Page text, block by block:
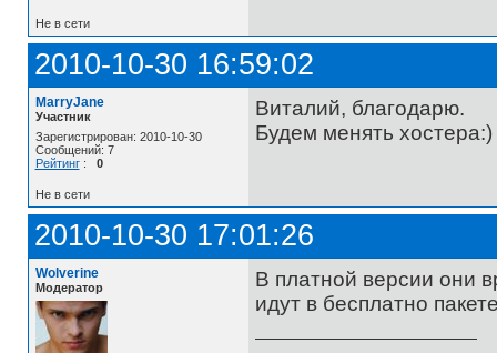
Не в сети
2010-10-30 16:59:02
MarryJane
Участник
Зарегистрирован: 2010-10-30
Сообщений: 7
Рейтинг: 0
Виталий, благодарю.
Будем менять хостера:)
Не в сети
2010-10-30 17:01:26
Wolverine
Модератор
В платной версии они
идут в бесплатно